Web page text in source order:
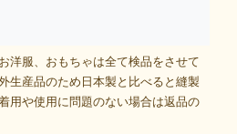
洋服、おもちゃは全て検品をさせて
生産品のため日本製と比べると縫製
用や使用に問題のない場合は返品の